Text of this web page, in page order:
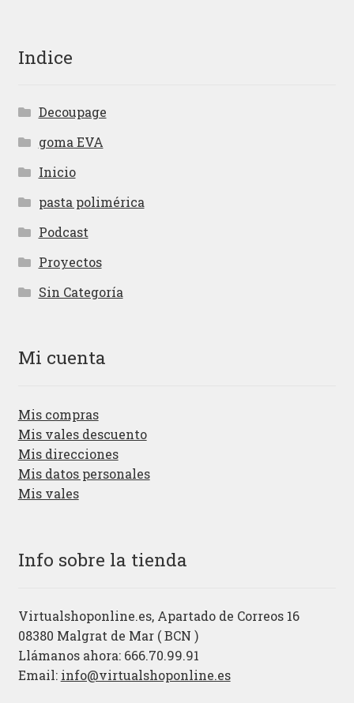
Indice
Decoupage
goma EVA
Inicio
pasta polimérica
Podcast
Proyectos
Sin Categoría
Mi cuenta
Mis compras
Mis vales descuento
Mis direcciones
Mis datos personales
Mis vales
Info sobre la tienda
Virtualshoponline.es, Apartado de Correos 16
08380 Malgrat de Mar ( BCN )
Llámanos ahora: 666.70.99.91
Email: info@virtualshoponline.es